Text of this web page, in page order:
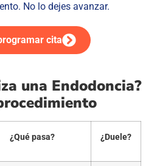
No lo dejes avanzar.
cita
una Endodoncia?
¿Qué pasa? ¿Duele?